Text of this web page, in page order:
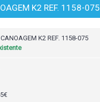
K2 REF. 1158-075
K2 REF. 1158-075